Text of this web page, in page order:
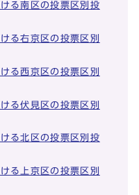
る南区の投票区別投
る右京区の投票区別
る西京区の投票区別
る伏見区の投票区別
る北区の投票区別投
る上京区の投票区別